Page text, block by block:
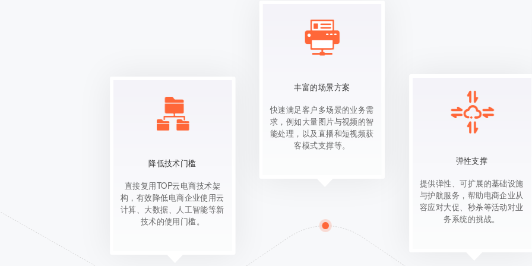
降低技术门槛
直接复用TOP云电商技术架
构，有效降低电商企业使用云
计算、大数据、人工智能等新
技术的使用门槛。
丰富的场景方案
快速满足客户多场景的业务需
求，例如大量图片与视频的智
能处理，以及直播和短视频获
客模式支撑等。
弹性支撑
提供弹性、可扩展的基础设施
与护航服务，帮助电商企业从
容应对大促、秒杀等活动对业
务系统的挑战。